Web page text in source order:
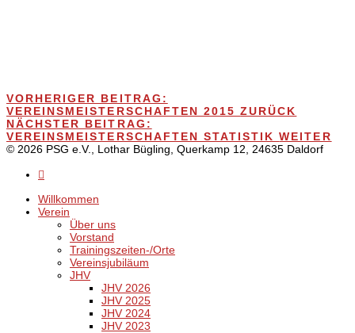
VORHERIGER BEITRAG:
VEREINSMEISTERSCHAFTEN 2015ZURÜCK
NÄCHSTER BEITRAG:
VEREINSMEISTERSCHAFTEN STATISTIKWEITER
© 2026 PSG e.V., Lothar Bügling, Querkamp 12, 24635 Daldorf
Willkommen
Verein
Über uns
Vorstand
Trainingszeiten-/Orte
Vereinsjubiläum
JHV
JHV 2026
JHV 2025
JHV 2024
JHV 2023